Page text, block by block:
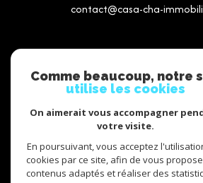
contact@casa-cha-
Nous suivre
Comme beaucoup, notre
utilise les cookies
On aimerait vous accompagner
votre visite.
En poursuivant, vous acceptez
cookies par ce site, afin de vous
contenus adaptés et réaliser des